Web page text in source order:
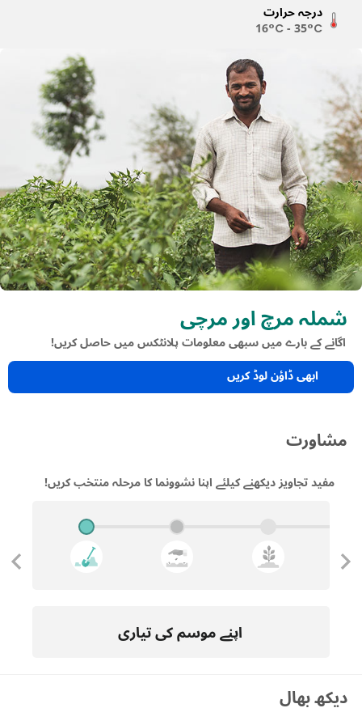
درجہ حرارت
16°C - 35°C
شملہ مرچ اور مرچی
اگانے کے بارے میں سبھی معلومات پلانٹکس میں حاصل کریں!
ابھی ڈاؤن لوڈ کریں
مشاورت
مفید تجاویز دیکھنے کیلئے اپنا نشوونما کا مرحلہ منتخب کریں!
اپنے موسم کی تیاری
دیکھ بھال